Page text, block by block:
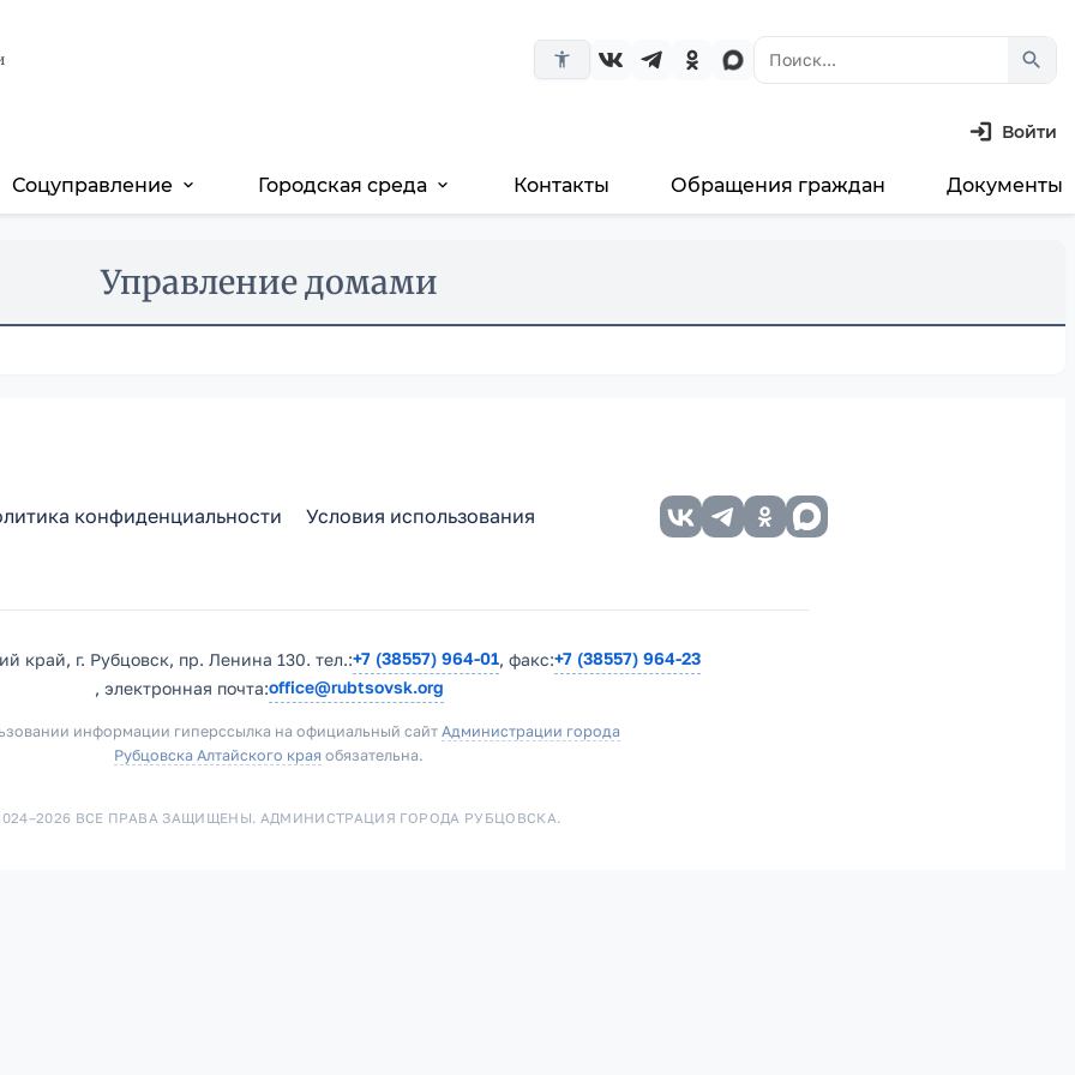
accessibility_new search
Войти
Соцуправление expand_more Городская среда expand_more Контакты Обращения граждан Документы
Управление домами
конфиденциальности Условия использования
край, г. Рубцовск, пр. Ленина 130. тел.:+7 (38557) 964-01, факс:+7 (38557) 964-23
, электронная почта:office@rubtsovsk.org
информации гиперссылка на официальный сайт Администрации города
Рубцовска Алтайского края обязательна.
ВСЕ ПРАВА ЗАЩИЩЕНЫ. АДМИНИСТРАЦИЯ ГОРОДА РУБЦОВСКА.